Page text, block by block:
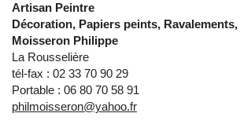
Artisan Peintre
Décoration, Papiers peints,
Moisseron Philippe
La Rousselière
tél-fax : 02 33 70 90 29
Portable : 06 80 70 58 91
philmoisseron@yahoo.fr